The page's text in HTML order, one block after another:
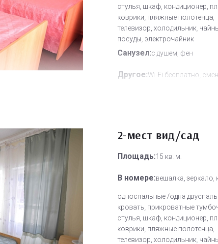
стулья, шкаф, кондиционер,
коврики, пляжные полотенца,
телевизор, холодильник,
посуды, электрочайник
Санузел:с душем, фен
Другое:Wi-Fi бесплатно,
2-мест вид/сад
Площадь:15 кв. м.
В номере:вешалка, зеркало,
односпальные /одна
кровать, прикроватные
стулья, шкаф, кондиционер,
коврики, пляжные полотенца,
телевизор, холодильник,